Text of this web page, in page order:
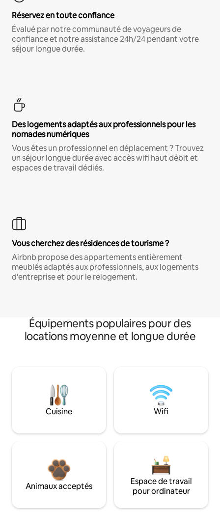
Réservez en toute confiance
Évalué par notre communauté de voyageurs de
confiance et notre assistance 24h/24 pendant votre
séjour longue durée.
Des logements adaptés aux professionnels pour les
nomades numériques
Vous êtes un professionnel en déplacement ? Trouvez
un séjour longue durée avec accès wifi haut débit et
espaces de travail dédiés.
Vous cherchez des résidences de tourisme ?
Airbnb propose des appartements entièrement
meublés adaptés aux professionnels, aux logements
d'entreprise et pour le relogement.
Équipements populaires pour des
locations moyenne et longue durée
Cuisine Wifi
Animaux acceptés
Espace de travail
pour ordinateur